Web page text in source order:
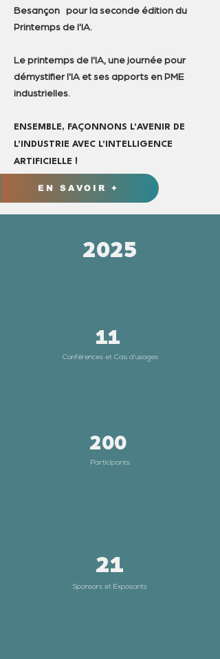
2025
11
Conférences et Cas d'usages
200
Participants
21
Sponsors et Exposants
Besançon pour la seconde édition du
Printemps de l'IA.
Le printemps de l'IA, une journée pour
démystifier l'IA et ses apports en PME
industrielles.
ENSEMBLE, FAÇONNONS L'AVENIR DE
L'INDUSTRIE AVEC L'INTELLIGENCE
ARTIFICIELLE !
EN SAVOIR +